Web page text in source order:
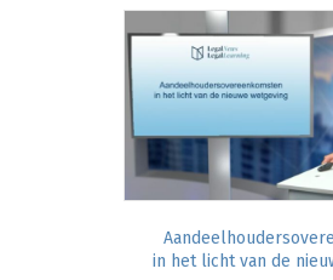
in het licht van de